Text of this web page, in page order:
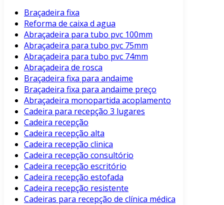
Braçadeira fixa
Reforma de caixa d agua
Abraçadeira para tubo pvc 100mm
Abraçadeira para tubo pvc 75mm
Abraçadeira para tubo pvc 74mm
Abraçadeira de rosca
Braçadeira fixa para andaime
Braçadeira fixa para andaime preço
Abraçadeira monopartida acoplamento
Cadeira para recepção 3 lugares
Cadeira recepção
Cadeira recepção alta
Cadeira recepção clinica
Cadeira recepção consultório
Cadeira recepção escritório
Cadeira recepção estofada
Cadeira recepção resistente
Cadeiras para recepção de clínica médica